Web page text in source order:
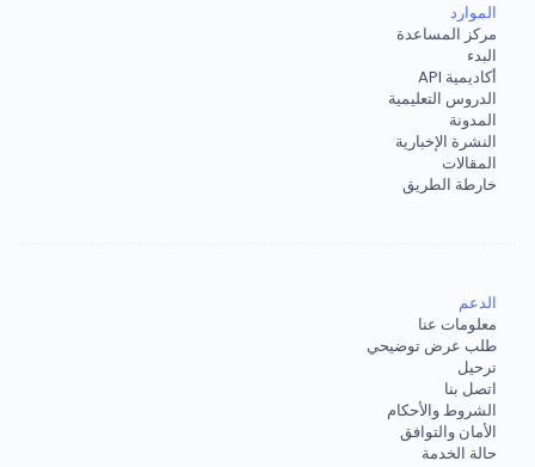
الموارد
مركز المساعدة
البدء
أكاديمية API
الدروس التعليمية
المدونة
النشرة الإخبارية
المقالات
خارطة الطريق
الدعم
معلومات عنا
طلب عرض توضيحي
ترحيل
اتصل بنا
الشروط والأحكام
الأمان والتوافق
حالة الخدمة